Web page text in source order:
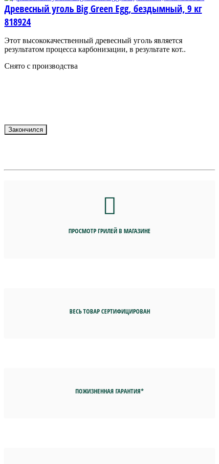
Древесный уголь Big Green Egg, бездымный, 9 кг
818924
Этот высококачественный древесный уголь является
результатом процесса карбонизации, в результате кот..
Снято с производства
Закончился
ПРОСМОТР ГРИЛЕЙ В МАГАЗИНЕ
ВЕСЬ ТОВАР СЕРТИФИЦИРОВАН
ПОЖИЗНЕННАЯ ГАРАНТИЯ*